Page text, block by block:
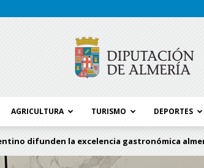
AGRICULTURA TURISMO DEPORTES
difunden la excelencia gastronómica